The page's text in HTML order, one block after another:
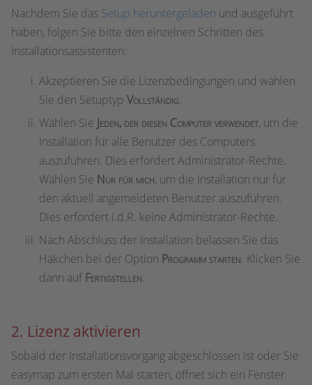
Nachdem Sie das Setup heruntergeladen und ausgeführt
haben, folgen Sie bitte den einzelnen Schritten des
Installationsassistenten:
Akzeptieren Sie die Lizenzbedingungen und wählen
Sie den Setuptyp Vollständig.
Wählen Sie Jeden, der diesen Computer verwendet, um die
Installation für alle Benutzer des Computers
auszuführen. Dies erfordert Administrator-Rechte.
Wählen Sie Nur für mich, um die Installation nur für
den aktuell angemeldeten Benutzer auszuführen.
Dies erfordert i.d.R. keine Administrator-Rechte.
Nach Abschluss der Installation belassen Sie das
Häkchen bei der Option Programm starten. Klicken Sie
dann auf Fertigstellen.
2. Lizenz aktivieren
Sobald der Installationsvorgang abgeschlossen ist oder Sie
easymap zum ersten Mal starten, öffnet sich ein Fenster